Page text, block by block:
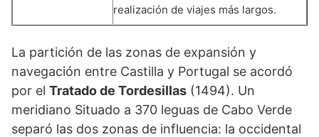
realización de viajes más largos.
La partición de las zonas de expansión y
navegación entre Castilla y Portugal se acordó
por el Tratado de Tordesillas (1494). Un
meridiano Situado a 370 leguas de Cabo Verde
separó las dos zonas de influencia: la occidental